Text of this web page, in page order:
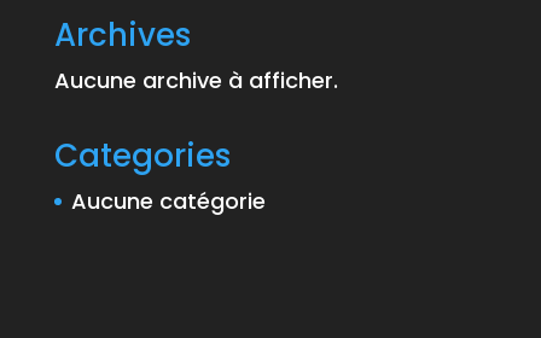
Archives
Aucune archive à afficher.
Categories
Aucune catégorie